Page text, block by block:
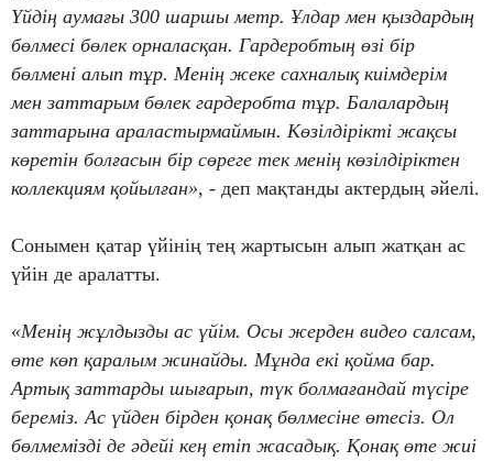
Үйдің аумағы 300 шаршы метр. Ұлдар мен қыздардың
бөлмесі бөлек орналасқан. Гардеробтың өзі бір
бөлмені алып тұр. Менің жеке сахналық киімдерім
мен заттарым бөлек гардеробта тұр. Балалардың
заттарына араластырмаймын. Көзілдірікті жақсы
көретін болғасын бір сөреге тек менің көзілдіріктен
коллекциям қойылған», - деп мақтанды актердың әйелі.
Сонымен қатар үйінің тең жартысын алып жатқан ас
үйін де аралатты.
«Менің жұлдызды ас үйім. Осы жерден видео салсам,
өте көп қаралым жинайды. Мұнда екі қойма бар.
Артық заттарды шығарып, түк болмағандай түсіре
береміз. Ас үйден бірден қонақ бөлмесіне өтесіз. Ол
бөлмемізді де әдейі кең етіп жасадық. Қонақ өте жиі